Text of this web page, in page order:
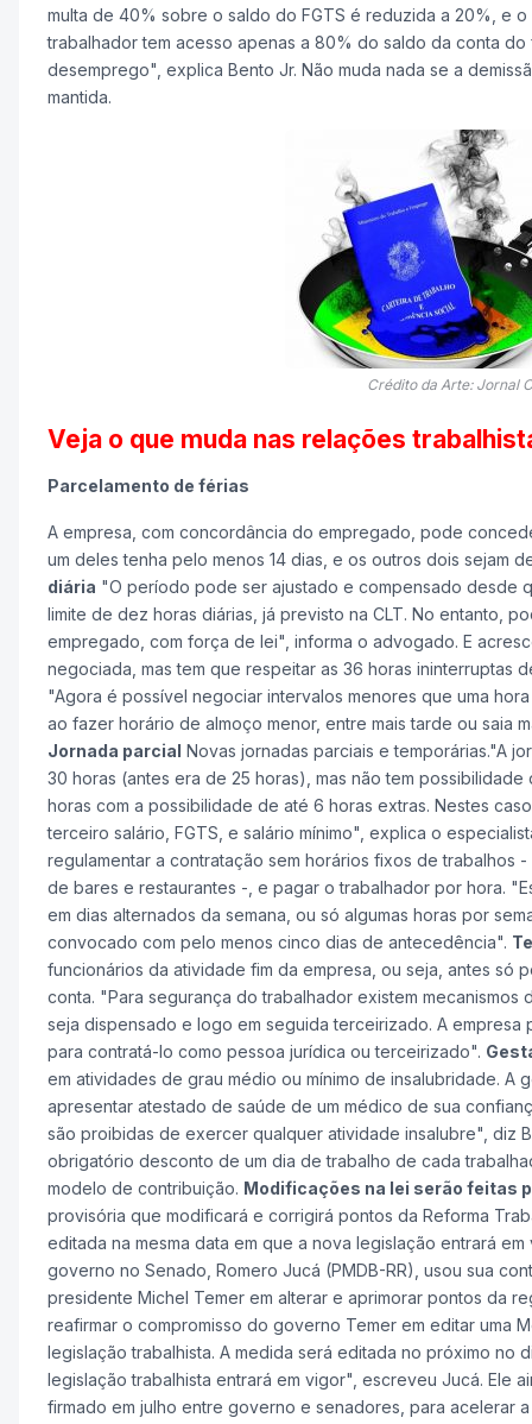
multa de 40% sobre o saldo do FGTS é reduzida a 20%, e
trabalhador tem acesso apenas a 80% do saldo da conta
desemprego", explica Bento Jr. Não muda nada se a
mantida.
Crédito da Arte: Jornal
Veja o que muda nas relações
Parcelamento de férias
A empresa, com concordância do empregado, pode
um deles tenha pelo menos 14 dias, e os outros dois sejam
diária "O período pode ser ajustado e compensado desde
limite de dez horas diárias, já previsto na CLT. No entanto,
empregado, com força de lei", informa o advogado. E
negociada, mas tem que respeitar as 36 horas ininterruptas
"Agora é possível negociar intervalos menores que uma
ao fazer horário de almoço menor, entre mais tarde ou saia
Jornada parcial Novas jornadas parciais e temporárias."A
30 horas (antes era de 25 horas), mas não tem
horas com a possibilidade de até 6 horas extras. Nestes
terceiro salário, FGTS, e salário mínimo", explica o
regulamentar a contratação sem horários fixos de trabalhos
de bares e restaurantes -, e pagar o trabalhador por hora.
em dias alternados da semana, ou só algumas horas por
convocado com pelo menos cinco dias de antecedência".
funcionários da atividade fim da empresa, ou seja, antes só
conta. "Para segurança do trabalhador existem
seja dispensado e logo em seguida terceirizado. A empresa
para contratá-lo como pessoa jurídica ou terceirizado".
em atividades de grau médio ou mínimo de insalubridade. A
apresentar atestado de saúde de um médico de sua
são proibidas de exercer qualquer atividade insalubre", diz
obrigatório desconto de um dia de trabalho de cada
modelo de contribuição. Modificações na lei serão feitas
provisória que modificará e corrigirá pontos da Reforma
editada na mesma data em que a nova legislação entrará
governo no Senado, Romero Jucá (PMDB-RR), usou sua
presidente Michel Temer em alterar e aprimorar pontos da
reafirmar o compromisso do governo Temer em editar uma
legislação trabalhista. A medida será editada no próximo no
legislação trabalhista entrará em vigor", escreveu Jucá. Ele
firmado em julho entre governo e senadores, para acelerar